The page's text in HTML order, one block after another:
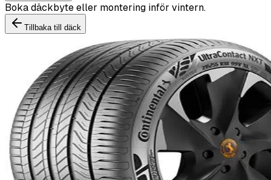
Boka däckbyte eller montering inför vintern.
Tillbaka till däck